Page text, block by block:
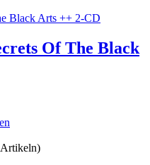
Of The Black
Artikeln)